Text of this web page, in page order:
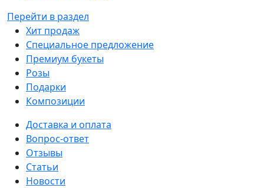
Перейти в раздел
Хит продаж
Специальное предложение
Премиум букеты
Розы
Подарки
Композиции
Доставка и оплата
Вопрос-ответ
Отзывы
Статьи
Новости